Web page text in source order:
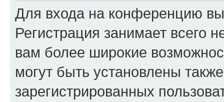
Для входа на конференцию
Регистрация занимает всего
вам более широкие
могут быть установлены
зарегистрированных